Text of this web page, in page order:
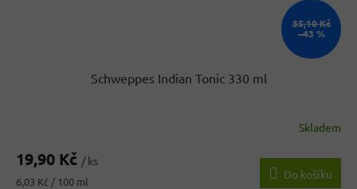
35,10 Kč
–43 %
Schweppes Indian Tonic 330 ml
Skladem
19,90 Kč / ks
Měrná
6,03 Kč / 100 ml
Do košíku